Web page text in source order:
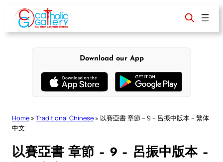
content
Download our App
Home » Traditional Chinese » 以賽亞書 章節 – 9 – 呂振中版本 – 繁体
中文
以賽亞書 章節 – 9 – 呂振中版本 –